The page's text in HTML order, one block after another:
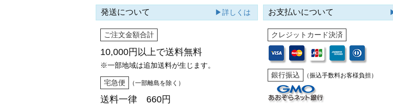
発送について ▶詳しくは
ご注文金額合計
10,000円以上で送料無料
※一部地域は追加送料が生じます。
宅急便 （一部離島を除く）
送料一律 660円
お支払いについて
クレジットカード決済
銀行振込 （振込手数料お客様負担）